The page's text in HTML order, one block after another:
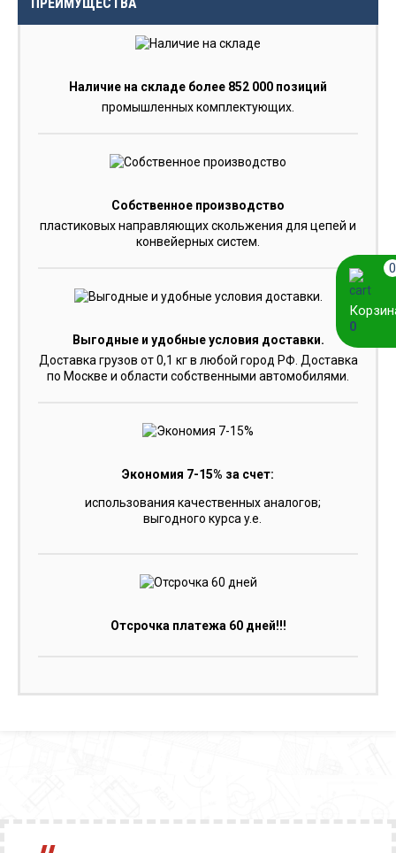
Наличие на складе более 852 000 позиций
промышленных комплектующих.
Собственное производство
пластиковых направляющих скольжения для цепей и
конвейерных систем.
Выгодные и удобные условия доставки.
Доставка грузов от 0,1 кг в любой город РФ. Доставка
по Москве и области собственными автомобилями.
Экономия 7-15% за счет:
использования качественных аналогов;
выгодного курса y.e.
Отсрочка платежа 60 дней!!!
0
0